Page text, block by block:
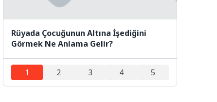
Rüyada Çocuğunun Altına İşediğini
Görmek Ne Anlama Gelir?
1 2 3 4 5